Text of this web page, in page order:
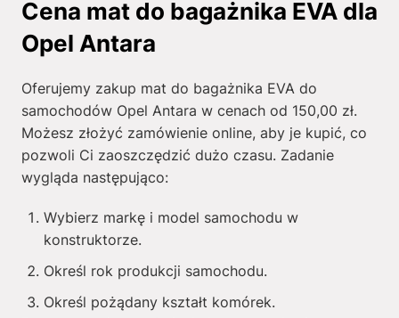
Cena mat do bagażnika EVA dla
Opel Antara
Oferujemy zakup mat do bagażnika EVA do
samochodów Opel Antara w cenach od 150,00 zł.
Możesz złożyć zamówienie online, aby je kupić, co
pozwoli Ci zaoszczędzić dużo czasu. Zadanie
wygląda następująco:
Wybierz markę i model samochodu w
konstruktorze.
Określ rok produkcji samochodu.
Określ pożądany kształt komórek.